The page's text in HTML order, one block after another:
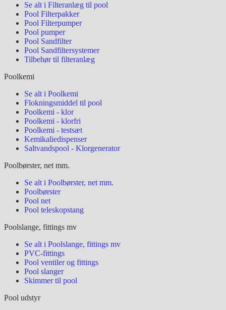
Se alt i Filteranlæg til pool
Pool Filterpakker
Pool Filterpumper
Pool pumper
Pool Sandfilter
Pool Sandfiltersystemer
Tilbehør til filteranlæg
Poolkemi
Se alt i Poolkemi
Flokningsmiddel til pool
Poolkemi - klor
Poolkemi - klorfri
Poolkemi - testsæt
Kemikaliedispenser
Saltvandspool - Klorgenerator
Poolbørster, net mm.
Se alt i Poolbørster, net mm.
Poolbørster
Pool net
Pool teleskopstang
Poolslange, fittings mv
Se alt i Poolslange, fittings mv
PVC-fittings
Pool ventiler og fittings
Pool slanger
Skimmer til pool
Pool udstyr